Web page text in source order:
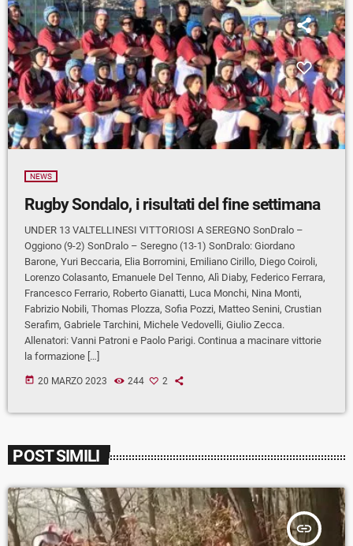
NEWS
Rugby Sondalo, i risultati del fine settimana
UNDER 13 VALTELLINESI VITTORIOSI A SEREGNO SonDralo –
Oggiono (9-2) SonDralo – Seregno (13-1) SonDralo: Giordano
Barone, Yuri Beccaria, Elia Borromini, Emiliano Cirillo, Diego Coiroli,
Lorenzo Colasanto, Emanuele Del Tenno, Alì Diaby, Federico Ferrara,
Francesco Ferrario, Roberto Gianatti, Luca Monchi, Nina Monti,
Fabrizio Nobili, Thomas Plozza, Sofia Pozzi, Matteo Senini, Crustian
Serafim, Gabriele Tarchini, Michele Vedovelli, Giulio Zecca.
Allenatori: Vanni Patroni e Paolo Parigi. Continua a macinare vittorie
la formazione […]
today 20 MARZO 2023 244 2
POST SIMILI
insert_link